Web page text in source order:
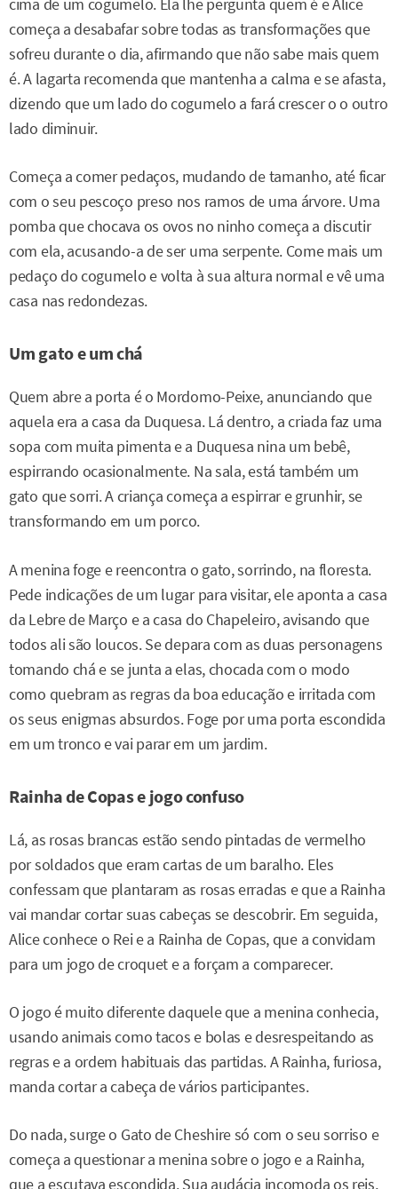
cima de um cogumelo. Ela lhe pergunta quem é e Alice
começa a desabafar sobre todas as transformações que
sofreu durante o dia, afirmando que não sabe mais quem
é. A lagarta recomenda que mantenha a calma e se afasta,
dizendo que um lado do cogumelo a fará crescer o o outro
lado diminuir.
Começa a comer pedaços, mudando de tamanho, até ficar
com o seu pescoço preso nos ramos de uma árvore. Uma
pomba que chocava os ovos no ninho começa a discutir
com ela, acusando-a de ser uma serpente. Come mais um
pedaço do cogumelo e volta à sua altura normal e vê uma
casa nas redondezas.
Um gato e um chá
Quem abre a porta é o Mordomo-Peixe, anunciando que
aquela era a casa da Duquesa. Lá dentro, a criada faz uma
sopa com muita pimenta e a Duquesa nina um bebê,
espirrando ocasionalmente. Na sala, está também um
gato que sorri. A criança começa a espirrar e grunhir, se
transformando em um porco.
A menina foge e reencontra o gato, sorrindo, na floresta.
Pede indicações de um lugar para visitar, ele aponta a casa
da Lebre de Março e a casa do Chapeleiro, avisando que
todos ali são loucos. Se depara com as duas personagens
tomando chá e se junta a elas, chocada com o modo
como quebram as regras da boa educação e irritada com
os seus enigmas absurdos. Foge por uma porta escondida
em um tronco e vai parar em um jardim.
Rainha de Copas e jogo confuso
Lá, as rosas brancas estão sendo pintadas de vermelho
por soldados que eram cartas de um baralho. Eles
confessam que plantaram as rosas erradas e que a Rainha
vai mandar cortar suas cabeças se descobrir. Em seguida,
Alice conhece o Rei e a Rainha de Copas, que a convidam
para um jogo de croquet e a forçam a comparecer.
O jogo é muito diferente daquele que a menina conhecia,
usando animais como tacos e bolas e desrespeitando as
regras e a ordem habituais das partidas. A Rainha, furiosa,
manda cortar a cabeça de vários participantes.
Do nada, surge o Gato de Cheshire só com o seu sorriso e
começa a questionar a menina sobre o jogo e a Rainha,
que a escutava escondida. Sua audácia incomoda os reis,